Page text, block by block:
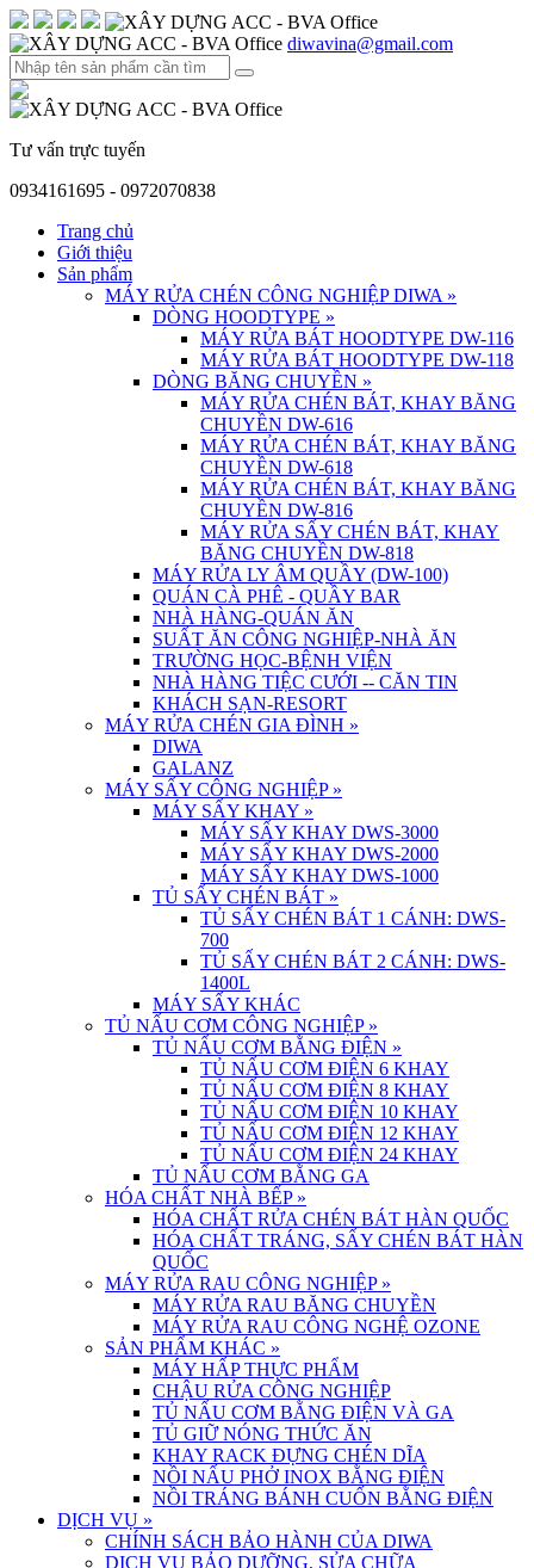
diwavina@gmail.com
Tư vấn trực tuyến
0934161695 - 0972070838
Trang chủ
Giới thiệu
Sản phẩm
MÁY RỬA CHÉN CÔNG NGHIỆP DIWA »
DÒNG HOODTYPE »
MÁY RỬA BÁT HOODTYPE DW-116
MÁY RỬA BÁT HOODTYPE DW-118
DÒNG BĂNG CHUYỀN »
MÁY RỬA CHÉN BÁT, KHAY BĂNG
CHUYỀN DW-616
MÁY RỬA CHÉN BÁT, KHAY BĂNG
CHUYỀN DW-618
MÁY RỬA CHÉN BÁT, KHAY BĂNG
CHUYỀN DW-816
MÁY RỬA SẤY CHÉN BÁT, KHAY
BĂNG CHUYỀN DW-818
MÁY RỬA LY ÂM QUẦY (DW-100)
QUÁN CÀ PHÊ - QUẦY BAR
NHÀ HÀNG-QUÁN ĂN
SUẤT ĂN CÔNG NGHIỆP-NHÀ ĂN
TRƯỜNG HỌC-BỆNH VIỆN
NHÀ HÀNG TIỆC CƯỚI -- CĂN TIN
KHÁCH SẠN-RESORT
MÁY RỬA CHÉN GIA ĐÌNH »
DIWA
GALANZ
MÁY SẤY CÔNG NGHIỆP »
MÁY SẤY KHAY »
MÁY SẤY KHAY DWS-3000
MÁY SẤY KHAY DWS-2000
MÁY SẤY KHAY DWS-1000
TỦ SẤY CHÉN BÁT »
TỦ SẤY CHÉN BÁT 1 CÁNH: DWS-
700
TỦ SẤY CHÉN BÁT 2 CÁNH: DWS-
1400L
MÁY SẤY KHÁC
TỦ NẤU CƠM CÔNG NGHIỆP »
TỦ NẤU CƠM BẰNG ĐIỆN »
TỦ NẤU CƠM ĐIỆN 6 KHAY
TỦ NẤU CƠM ĐIỆN 8 KHAY
TỦ NẤU CƠM ĐIỆN 10 KHAY
TỦ NẤU CƠM ĐIỆN 12 KHAY
TỦ NẤU CƠM ĐIỆN 24 KHAY
TỦ NẤU CƠM BẰNG GA
HÓA CHẤT NHÀ BẾP »
HÓA CHẤT RỬA CHÉN BÁT HÀN QUỐC
HÓA CHẤT TRÁNG, SẤY CHÉN BÁT HÀN
QUỐC
MÁY RỬA RAU CÔNG NGHIỆP »
MÁY RỬA RAU BĂNG CHUYỀN
MÁY RỬA RAU CÔNG NGHỆ OZONE
SẢN PHẨM KHÁC »
MÁY HẤP THỰC PHẨM
CHẬU RỬA CÔNG NGHIỆP
TỦ NẤU CƠM BẰNG ĐIỆN VÀ GA
TỦ GIỮ NÓNG THỨC ĂN
KHAY RACK ĐỰNG CHÉN DĨA
NỒI NẤU PHỞ INOX BẰNG ĐIỆN
NỒI TRÁNG BÁNH CUỐN BẰNG ĐIỆN
DỊCH VỤ »
CHÍNH SÁCH BẢO HÀNH CỦA DIWA
DỊCH VỤ BẢO DƯỠNG, SỬA CHỮA